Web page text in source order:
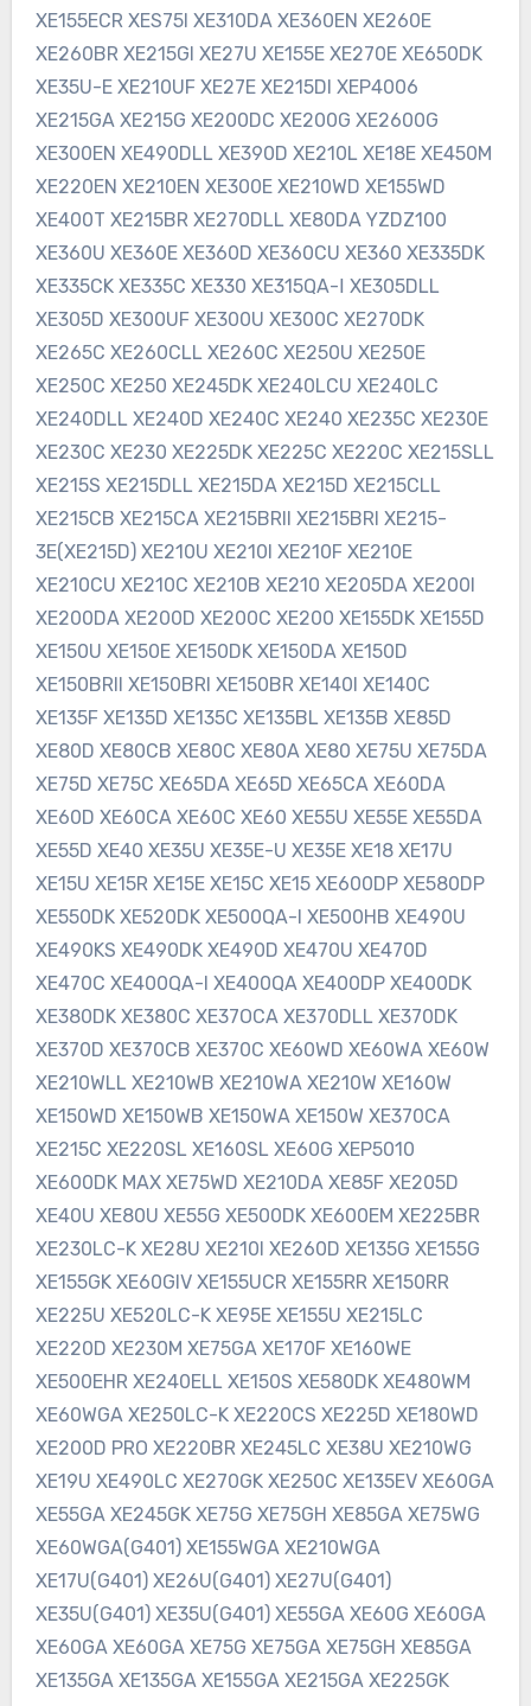
XE155ECR XES75I XE310DA XE360EN XE260E
XE260BR XE215GI XE27U XE155E XE270E XE650DK
XE35U-E XE210UF XE27E XE215DI XEP4006
XE215GA XE215G XE200DC XE200G XE2600G
XE300EN XE490DLL XE390D XE210L XE18E XE450M
XE220EN XE210EN XE300E XE210WD XE155WD
XE400T XE215BR XE270DLL XE80DA YZDZ100
XE360U XE360E XE360D XE360CU XE360 XE335DK
XE335CK XE335C XE330 XE315QA-Ⅰ XE305DLL
XE305D XE300UF XE300U XE300C XE270DK
XE265C XE260CLL XE260C XE250U XE250E
XE250C XE250 XE245DK XE240LCU XE240LC
XE240DLL XE240D XE240C XE240 XE235C XE230E
XE230C XE230 XE225DK XE225C XE220C XE215SLL
XE215S XE215DLL XE215DA XE215D XE215CLL
XE215CB XE215CA XE215BRII XE215BRI XE215-
3E(XE215D) XE210U XE210I XE210F XE210E
XE210CU XE210C XE210B XE210 XE205DA XE200I
XE200DA XE200D XE200C XE200 XE155DK XE155D
XE150U XE150E XE150DK XE150DA XE150D
XE150BRII XE150BRI XE150BR XE140I XE140C
XE135F XE135D XE135C XE135BL XE135B XE85D
XE80D XE80CB XE80C XE80A XE80 XE75U XE75DA
XE75D XE75C XE65DA XE65D XE65CA XE60DA
XE60D XE60CA XE60C XE60 XE55U XE55E XE55DA
XE55D XE40 XE35U XE35E-U XE35E XE18 XE17U
XE15U XE15R XE15E XE15C XE15 XE600DP XE580DP
XE550DK XE520DK XE500QA-I XE500HB XE490U
XE490KS XE490DK XE490D XE470U XE470D
XE470C XE400QA-I XE400QA XE400DP XE400DK
XE380DK XE380C XE37OCA XE370DLL XE370DK
XE370D XE370CB XE370C XE60WD XE60WA XE60W
XE210WLL XE210WB XE210WA XE210W XE160W
XE150WD XE150WB XE150WA XE150W XE370CA
XE215C XE220SL XE160SL XE60G XEP5010
XE600DK MAX XE75WD XE210DA XE85F XE205D
XE40U XE80U XE55G XE500DK XE600EM XE225BR
XE230LC-K XE28U XE210I XE260D XE135G XE155G
XE155GK XE60GIV XE155UCR XE155RR XE150RR
XE225U XE520LC-K XE95E XE155U XE215LC
XE220D XE230M XE75GA XE170F XE160WE
XE500EHR XE240ELL XE150S XE580DK XE480WM
XE60WGA XE250LC-K XE220CS XE225D XE180WD
XE200D PRO XE220BR XE245LC XE38U XE210WG
XE19U XE490LC XE270GK XE250C XE135EV XE60GA
XE55GA XE245GK XE75G XE75GH XE85GA XE75WG
XE60WGA(G401) XE155WGA XE210WGA
XE17U(G401) XE26U(G401) XE27U(G401)
XE35U(G401) XE35U(G401) XE55GA XE60G XE60GA
XE60GA XE60GA XE75G XE75GA XE75GH XE85GA
XE135GA XE135GA XE155GA XE215GA XE225GK